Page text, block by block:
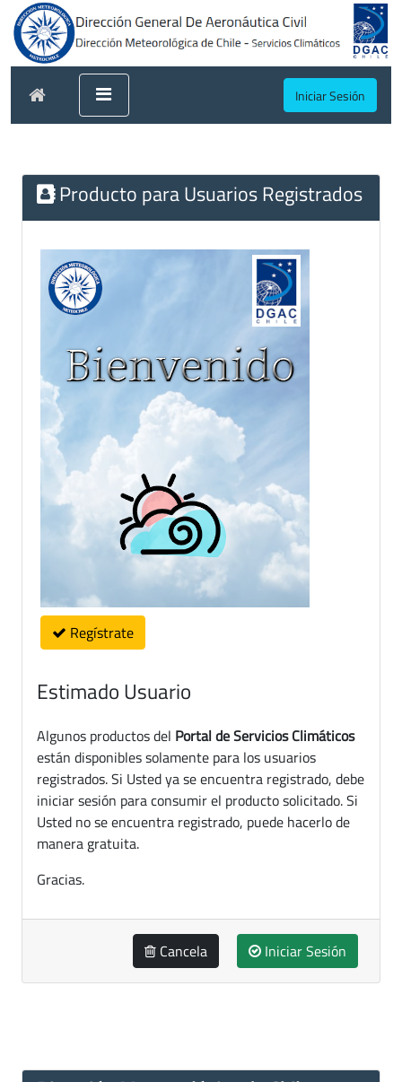
Iniciar Sesión
Producto para Usuarios Registrados
Regístrate
Estimado Usuario
Algunos productos del Portal de Servicios Climáticos
están disponibles solamente para los usuarios
registrados. Si Usted ya se encuentra registrado, debe
iniciar sesión para consumir el producto solicitado. Si
Usted no se encuentra registrado, puede hacerlo de
manera gratuita.
Gracias.
Cancela Iniciar Sesión